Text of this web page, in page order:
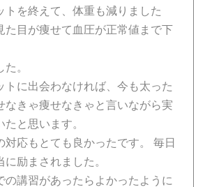
トを終えて、体重も減りました
た目が痩せて血圧が正常値まで下
。
トに出会わなければ、今も太った
なきゃ痩せなきゃと言いながら実
と思います。
対応もとても良かったです。 毎日
励まされました。
の講習があったらよかったように